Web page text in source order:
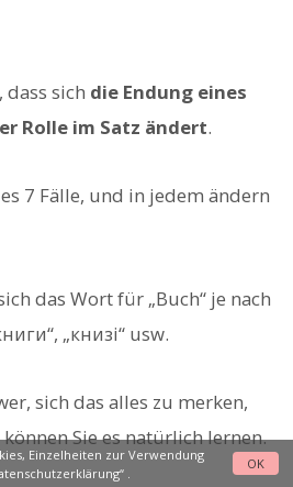
sich die Endung eines
Rolle im Satz ändert.
7 Fälle, und in jedem ändern
das Wort für „Buch“ je nach
„книзі“ usw.
sich das alles zu merken,
Sie es natürlich lernen.
Einzelheiten zur Verwendung
.
OK